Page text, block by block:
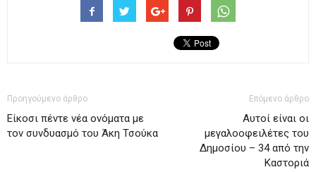
Προηγούμενο άρθρο
Είκοσι πέντε νέα ονόματα με
τον συνδυασμό του Άκη Τσούκα
Επόμενο άρθρο
Αυτοί είναι οι
μεγαλοοφειλέτες του
Δημοσίου – 34 από την
Καστοριά